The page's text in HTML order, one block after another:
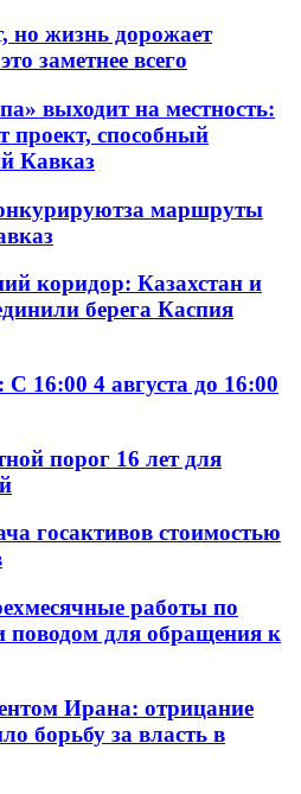
но жизнь дорожает
заметнее всего
выходит на местность:
проект, способный
Кавказ
маршруты
коридор: Казахстан и
берега Каспия
16:00 4 августа до 16:00
порог 16 лет для
госактивов стоимостью
работы по
поводом для обращения к
Ирана: отрицание
борьбу за власть в